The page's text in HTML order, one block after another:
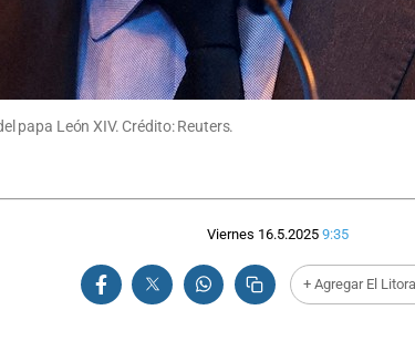
papa León XIV. Crédito: Reuters.
Viernes 16.5.2025 9:35
+ Agregar El